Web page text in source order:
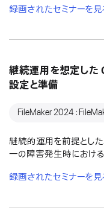
録画されたセミナーを見
継続運用を想定し
設定と準備
FileMaker 2024：
継続的運用を前提とし
一の障害発生時における
録画されたセミナーを見